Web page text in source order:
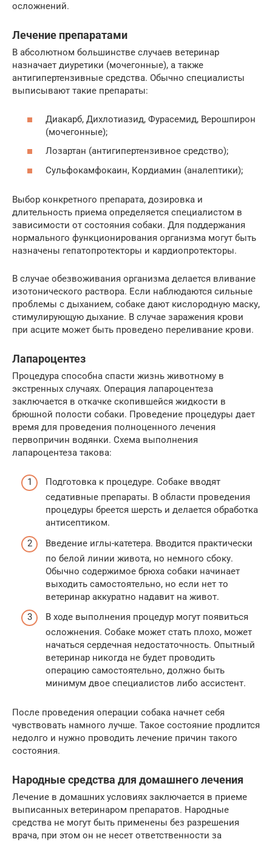
осложнений.
Лечение препаратами
В абсолютном большинстве случаев ветеринар
назначает диуретики (мочегонные), а также
антигипертензивные средства. Обычно специалисты
выписывают такие препараты:
Диакарб, Дихлотиазид, Фурасемид, Верошпирон
(мочегонные);
Лозартан (антигипертензивное средство);
Сульфокамфокаин, Кордиамин (аналептики);
Выбор конкретного препарата, дозировка и
длительность приема определяется специалистом в
зависимости от состояния собаки. Для поддержания
нормального функционирования организма могут быть
назначены гепатопротекторы и кардиопротекторы.
В случае обезвоживания организма делается вливание
изотонического раствора. Если наблюдаются сильные
проблемы с дыханием, собаке дают кислородную маску,
стимулирующую дыхание. В случае заражения крови
при асците может быть проведено переливание крови.
Лапароцентез
Процедура способна спасти жизнь животному в
экстренных случаях. Операция лапароцентеза
заключается в откачке скопившейся жидкости в
брюшной полости собаки. Проведение процедуры дает
время для проведения полноценного лечения
первопричин водянки. Схема выполнения
лапароцентеза такова:
Подготовка к процедуре. Собаке вводят
седативные препараты. В области проведения
процедуры бреется шерсть и делается обработка
антисептиком.
Введение иглы-катетера. Вводится практически
по белой линии живота, но немного сбоку.
Обычно содержимое брюха собаки начинает
выходить самостоятельно, но если нет то
ветеринар аккуратно надавит на живот.
В ходе выполнения процедур могут появиться
осложнения. Собаке может стать плохо, может
начаться сердечная недостаточность. Опытный
ветеринар никогда не будет проводить
операцию самостоятельно, должно быть
минимум двое специалистов либо ассистент.
После проведения операции собака начнет себя
чувствовать намного лучше. Такое состояние продлится
недолго и нужно проводить лечение причин такого
состояния.
Народные средства для домашнего лечения
Лечение в домашних условиях заключается в приеме
выписанных ветеринаром препаратов. Народные
средства не могут быть применены без разрешения
врача, при этом он не несет ответственности за